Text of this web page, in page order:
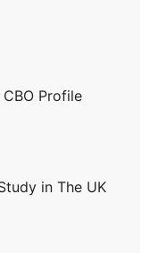
Profile
in The UK